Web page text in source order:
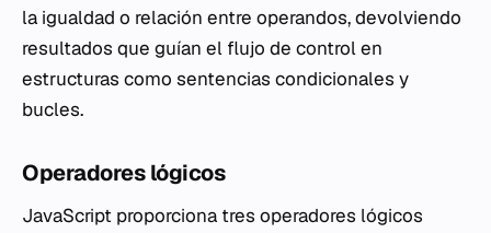
la igualdad o relación entre operandos, devolviendo
resultados que guían el flujo de control en
estructuras como sentencias condicionales y
bucles.
Operadores lógicos
JavaScript proporciona tres operadores lógicos